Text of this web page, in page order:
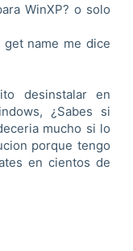
WinXP? o solo
name me dice
desinstalar en
¿Sabes si
mucho si lo
porque tengo
en cientos de